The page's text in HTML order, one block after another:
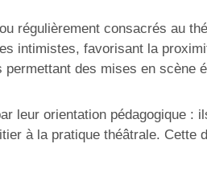
régulièrement consacrés au
intimistes, favorisant la
des mises en scène
leur orientation pédagogique
à la pratique théâtrale. Cette